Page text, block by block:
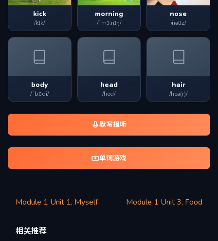
kick
/kɪk/
morning
/ˈmɔːnɪŋ/
nose
/nəʊz/
body
/ˈbɒdi/
head
/hed/
hair
/heə(r)/
默写报听
单词游戏
Module 1 Unit 1, Myself Module 1 Unit 3, Food
相关推荐